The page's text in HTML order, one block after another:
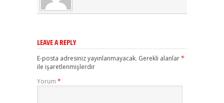
LEAVE A REPLY
E-posta adresiniz yayınlanmayacak. Gerekli alanlar*
ile işaretlenmişlerdir
Yorum *